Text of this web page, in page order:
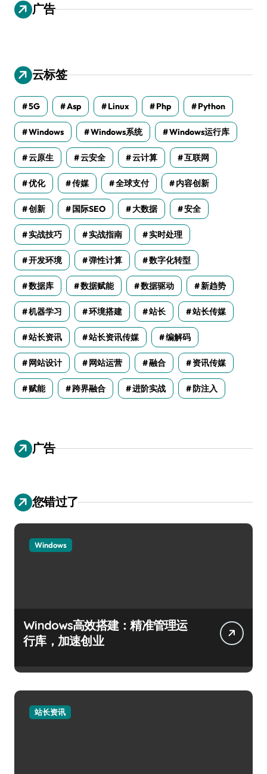
广告
云标签
5G Asp Linux Php Python
Windows Windows系统 Windows运行库
云原生 云安全 云计算 互联网
优化 传媒 全球支付 内容创新
创新 国际SEO 大数据 安全
实战技巧 实战指南 实时处理
开发环境 弹性计算 数字化转型
数据库 数据赋能 数据驱动 新趋势
机器学习 环境搭建 站长 站长传媒
站长资讯 站长资讯传媒 编解码
网站设计 网站运营 融合 资讯传媒
赋能 跨界融合 进阶实战 防注入
广告
您错过了
Windows
Windows高效搭建：精准管理运
行库，加速创业
站长资讯